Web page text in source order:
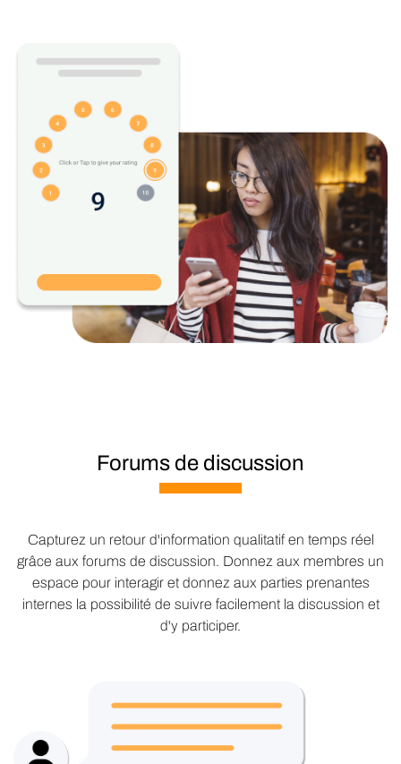
Forums de discussion
Capturez un retour d'information qualitatif en temps réel
grâce aux forums de discussion. Donnez aux membres un
espace pour interagir et donnez aux parties prenantes
internes la possibilité de suivre facilement la discussion et
d'y participer.